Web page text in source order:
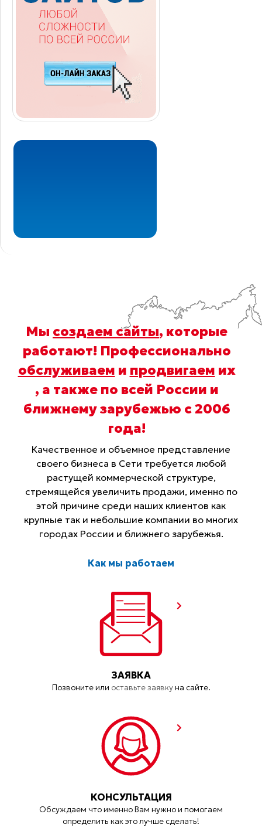
Мы создаем сайты, которые
работают! Профессионально
обслуживаем и продвигаем их
, а также по всей России и
ближнему зарубежью с 2006
года!
Качественное и объемное представление
своего бизнеса в Сети требуется любой
растущей коммерческой структуре,
стремящейся увеличить продажи, именно по
этой причине среди наших клиентов как
крупные так и небольшие компании во многих
городах России и ближнего зарубежья.
Как мы работаем
ЗАЯВКА
Позвоните или оставьте заявкуна сайте.
КОНСУЛЬТАЦИЯ
Обсуждаем что именно Вам нужно и помогаем
определить как это лучше сделать!